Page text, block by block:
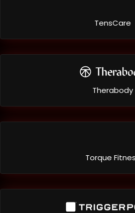
TensCare
Therabody
Torque